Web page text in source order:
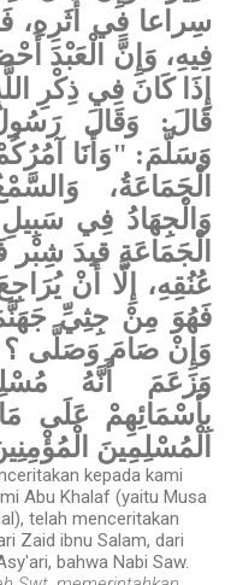
سِراعا فِي أَثَرِهِ،
فِيهِ، وَإِنَّ الْعَبْدَ
إِذَا كَانَ فِي ذِكْرِ
قَالَ: وَقَالَ
وَسَلَّمَ: "وَأَنَا
الْجَمَاعَةُ،
وَالْجِهَادُ فِي
الْجَمَاعَةِ قيدَ
عُنُقِهِ، إِلَّا أَنْ
فَهُوَ مِنْ جِثِيِّ
وَإِنْ صَامَ وَصَلَّى
وَزَعَمَ أَنَّهُ
بِأَسْمَائِهِمْ عَلَى
الْمُسْلِمِينَ
kepada kami
Abu Khalaf (yaitu Musa
telah menceritakan
Zaid ibnu Salam, dari
bahwa Nabi Saw.